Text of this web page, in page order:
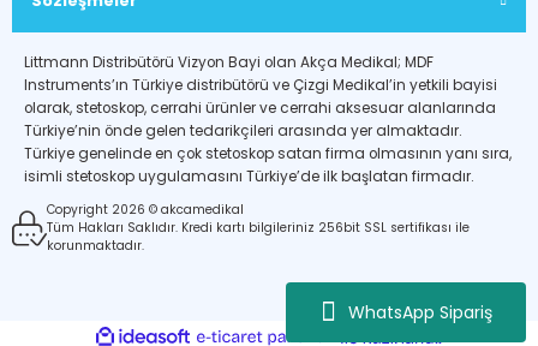
WhatsApp Sipariş
Littmann Distribütörü Vizyon Bayi olan Akça Medikal; MDF
Instruments’ın Türkiye distribütörü ve Çizgi Medikal’in yetkili bayisi
olarak, stetoskop, cerrahi ürünler ve cerrahi aksesuar alanlarında
Türkiye’nin önde gelen tedarikçileri arasında yer almaktadır.
Türkiye genelinde en çok stetoskop satan firma olmasının yanı sıra,
isimli stetoskop uygulamasını Türkiye’de ilk başlatan firmadır.
Copyright 2026 © akcamedikal
Tüm Hakları Saklıdır. Kredi kartı bilgileriniz 256bit SSL sertifikası ile
korunmaktadır.
ideasoft